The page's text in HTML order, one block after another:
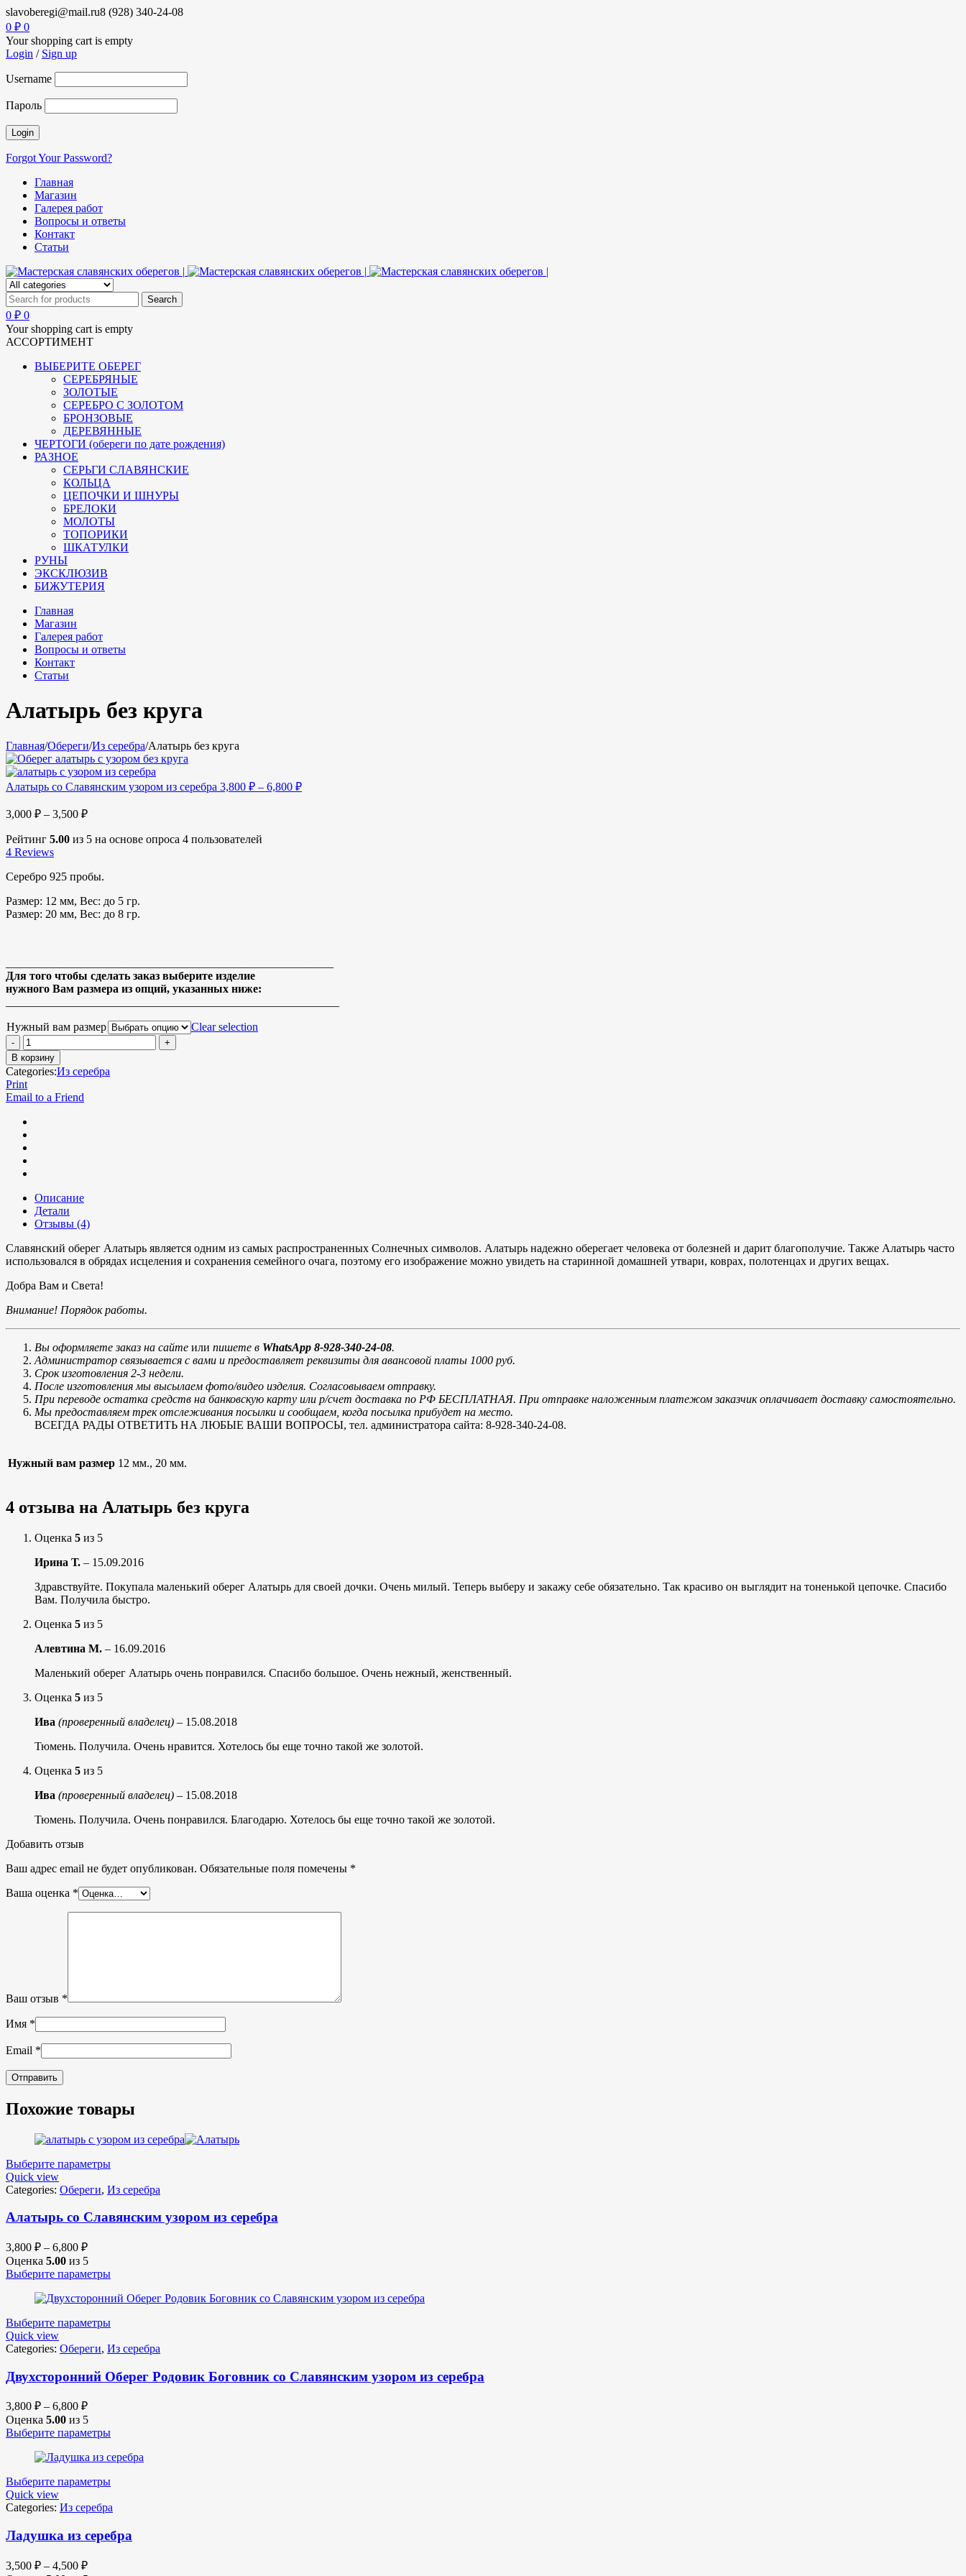
slavoberegi@mail.ru8 (928) 340-24-08
0 ₽ 0
Your shopping cart is empty
Login / Sign up
Username
Пароль
Forgot Your Password?
Главная
Магазин
Галерея работ
Вопросы и ответы
Контакт
Статьи
0 ₽ 0
Your shopping cart is empty
АССОРТИМЕНТ
ВЫБЕРИТЕ ОБЕРЕГ
СЕРЕБРЯНЫЕ
ЗОЛОТЫЕ
СЕРЕБРО С ЗОЛОТОМ
БРОНЗОВЫЕ
ДЕРЕВЯННЫЕ
ЧЕРТОГИ (обереги по дате рождения)
РАЗНОЕ
СЕРЬГИ СЛАВЯНСКИЕ
КОЛЬЦА
ЦЕПОЧКИ И ШНУРЫ
БРЕЛОКИ
МОЛОТЫ
ТОПОРИКИ
ШКАТУЛКИ
РУНЫ
ЭКСКЛЮЗИВ
БИЖУТЕРИЯ
Главная
Магазин
Галерея работ
Вопросы и ответы
Контакт
Статьи
Алатырь без круга
Главная/Обереги/Из серебра/Алатырь без круга
Алатырь со Славянским узором из серебра 3,800 ₽ – 6,800 ₽
3,000 ₽ – 3,500 ₽
Рейтинг 5.00 из 5 на основе опроса 4 пользователей
4 Reviews
Серебро 925 пробы.
Размер: 12 мм, Вес: до 5 гр.
Размер: 20 мм, Вес: до 8 гр.
Для того чтобы сделать заказ выберите изделие
нужного Вам размера из опций, указанных ниже:
Нужный вам размер Clear selection
В корзину
Categories:Из серебра
Print
Email to a Friend
Описание
Детали
Отзывы (4)
Славянский оберег Алатырь является одним из самых распространенных Солнечных символов. Алатырь надежно оберегает человека от болезней и дарит благополучие. Также Алатырь часто
использовался в обрядах исцеления и сохранения семейного очага, поэтому его изображение можно увидеть на старинной домашней утвари, коврах, полотенцах и других вещах.
Добра Вам и Света!
Внимание! Порядок работы.
Вы оформляете заказ на сайте или пишете в WhatsApp 8-928-340-24-08.
Администратор связывается с вами и предоставляет реквизиты для авансовой платы 1000 руб.
Срок изготовления 2-3 недели.
После изготовления мы высылаем фото/видео изделия. Согласовываем отправку.
При переводе остатка средств на банковскую карту или р/счет доставка по РФ БЕСПЛАТНАЯ. При отправке наложенным платежом заказчик оплачивает доставку самостоятельно.
Мы предоставляем трек отслеживания посылки и сообщаем, когда посылка прибудет на место.
ВСЕГДА РАДЫ ОТВЕТИТЬ НА ЛЮБЫЕ ВАШИ ВОПРОСЫ, тел. администратора сайта: 8-928-340-24-08.
Нужный вам размер 12 мм., 20 мм.
4 отзыва на Алатырь без круга
Оценка 5 из 5
Ирина Т. – 15.09.2016
Здравствуйте. Покупала маленький оберег Алатырь для своей дочки. Очень милый. Теперь выберу и закажу себе обязательно. Так красиво он выглядит на тоненькой цепочке. Спасибо
Вам. Получила быстро.
Оценка 5 из 5
Алевтина М. – 16.09.2016
Маленький оберег Алатырь очень понравился. Спасибо большое. Очень нежный, женственный.
Оценка 5 из 5
Ива (проверенный владелец) – 15.08.2018
Тюмень. Получила. Очень нравится. Хотелось бы еще точно такой же золотой.
Оценка 5 из 5
Ива (проверенный владелец) – 15.08.2018
Тюмень. Получила. Очень понравился. Благодарю. Хотелось бы еще точно такой же золотой.
Добавить отзыв
Ваш адрес email не будет опубликован. Обязательные поля помечены *
Ваша оценка *
Ваш отзыв *
Имя *
Email *
Похожие товары
Выберите параметры
Quick view
Categories: Обереги, Из серебра
Алатырь со Славянским узором из серебра
3,800 ₽ – 6,800 ₽
Оценка 5.00 из 5
Выберите параметры
Выберите параметры
Quick view
Categories: Обереги, Из серебра
Двухсторонний Оберег Родовик Боговник со Славянским узором из серебра
3,800 ₽ – 6,800 ₽
Оценка 5.00 из 5
Выберите параметры
Выберите параметры
Quick view
Categories: Из серебра
Ладушка из серебра
3,500 ₽ – 4,500 ₽